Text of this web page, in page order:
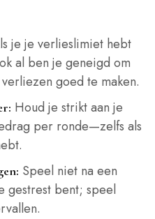
je je verlieslimiet hebt
al ben je geneigd om
goed te maken.
Houd je strikt aan je
per ronde—zelfs als
Speel niet na een
gestrest bent; speel